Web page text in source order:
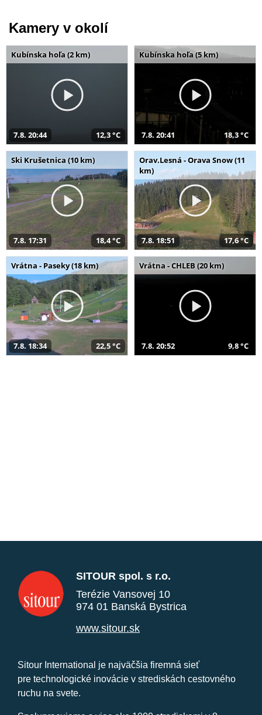
Kamery v okolí
Kubínska hoľa (2 km)
7.8. 20:44 12,3 °C
Kubínska hoľa (5 km)
7.8. 20:41 18,3 °C
Ski Krušetnica (10 km)
7.8. 17:31 18,4 °C
Orav.Lesná - Orava Snow (11
km)
7.8. 18:51 17,6 °C
Vrátna - Paseky (18 km)
7.8. 18:34 22,5 °C
Vrátna - CHLEB (20 km)
7.8. 20:52 9,8 °C
SITOUR spol. s r.o.
Terézie Vansovej 10
974 01 Banská Bystrica
www.sitour.sk
Sitour International je najväčšia firemná sieť
pre technologické inovácie v strediskách cestovného
ruchu na svete.